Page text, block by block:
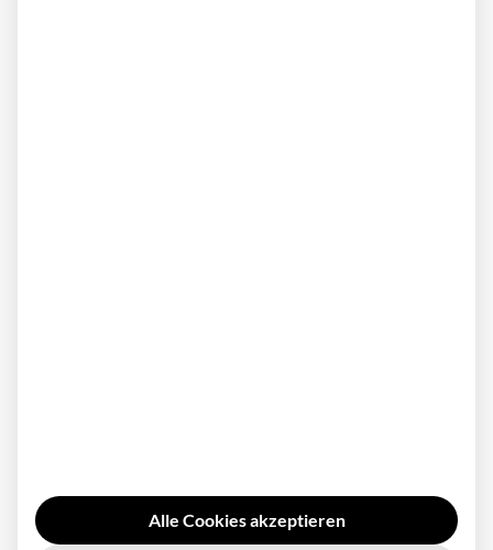
Alle Cookies akzeptieren